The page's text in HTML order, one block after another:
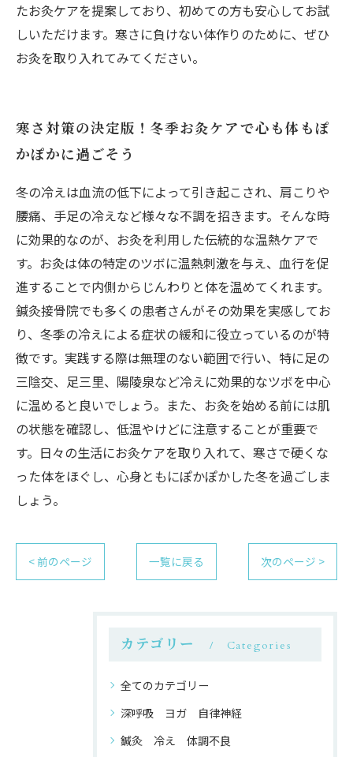
たお灸ケアを提案しており、初めての方も安心してお試
しいただけます。寒さに負けない体作りのために、ぜひ
お灸を取り入れてみてください。
寒さ対策の決定版！冬季お灸ケアで心も体もぽ
かぽかに過ごそう
冬の冷えは血流の低下によって引き起こされ、肩こりや
腰痛、手足の冷えなど様々な不調を招きます。そんな時
に効果的なのが、お灸を利用した伝統的な温熱ケアで
す。お灸は体の特定のツボに温熱刺激を与え、血行を促
進することで内側からじんわりと体を温めてくれます。
鍼灸接骨院でも多くの患者さんがその効果を実感してお
り、冬季の冷えによる症状の緩和に役立っているのが特
徴です。実践する際は無理のない範囲で行い、特に足の
三陰交、足三里、陽陵泉など冷えに効果的なツボを中心
に温めると良いでしょう。また、お灸を始める前には肌
の状態を確認し、低温やけどに注意することが重要で
す。日々の生活にお灸ケアを取り入れて、寒さで硬くな
った体をほぐし、心身ともにぽかぽかした冬を過ごしま
しょう。
< 前のページ 一覧に戻る 次のページ >
カテゴリー Categories
全てのカテゴリー
深呼吸 ヨガ 自律神経
鍼灸 冷え 体調不良